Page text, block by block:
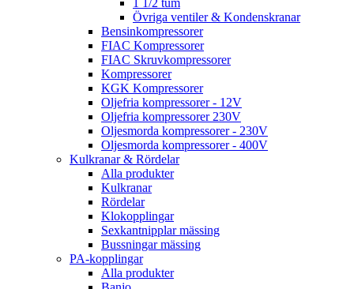
1 1/2 tum
Övriga ventiler & Kondenskranar
Bensinkompressorer
FIAC Kompressorer
FIAC Skruvkompressorer
Kompressorer
KGK Kompressorer
Oljefria kompressorer - 12V
Oljefria kompressorer 230V
Oljesmorda kompressorer - 230V
Oljesmorda kompressorer - 400V
Kulkranar & Rördelar
Alla produkter
Kulkranar
Rördelar
Klokopplingar
Sexkantnipplar mässing
Bussningar mässing
PA-kopplingar
Alla produkter